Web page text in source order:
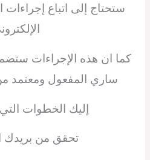
ستحتاج إلى اتباع إجراءات
كما ان هذه الإجراءات
ساري المفعول ومعتمد
إليك الخطوات
تحقق من بريدك